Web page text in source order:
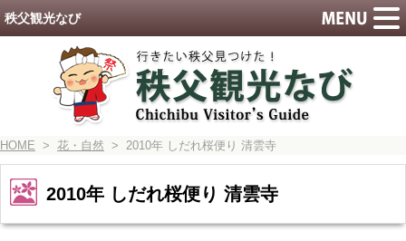
HOME > 花・自然 > 2010年 しだれ桜便り 清雲寺
2010年 しだれ桜便り 清雲寺
秩父観光なび